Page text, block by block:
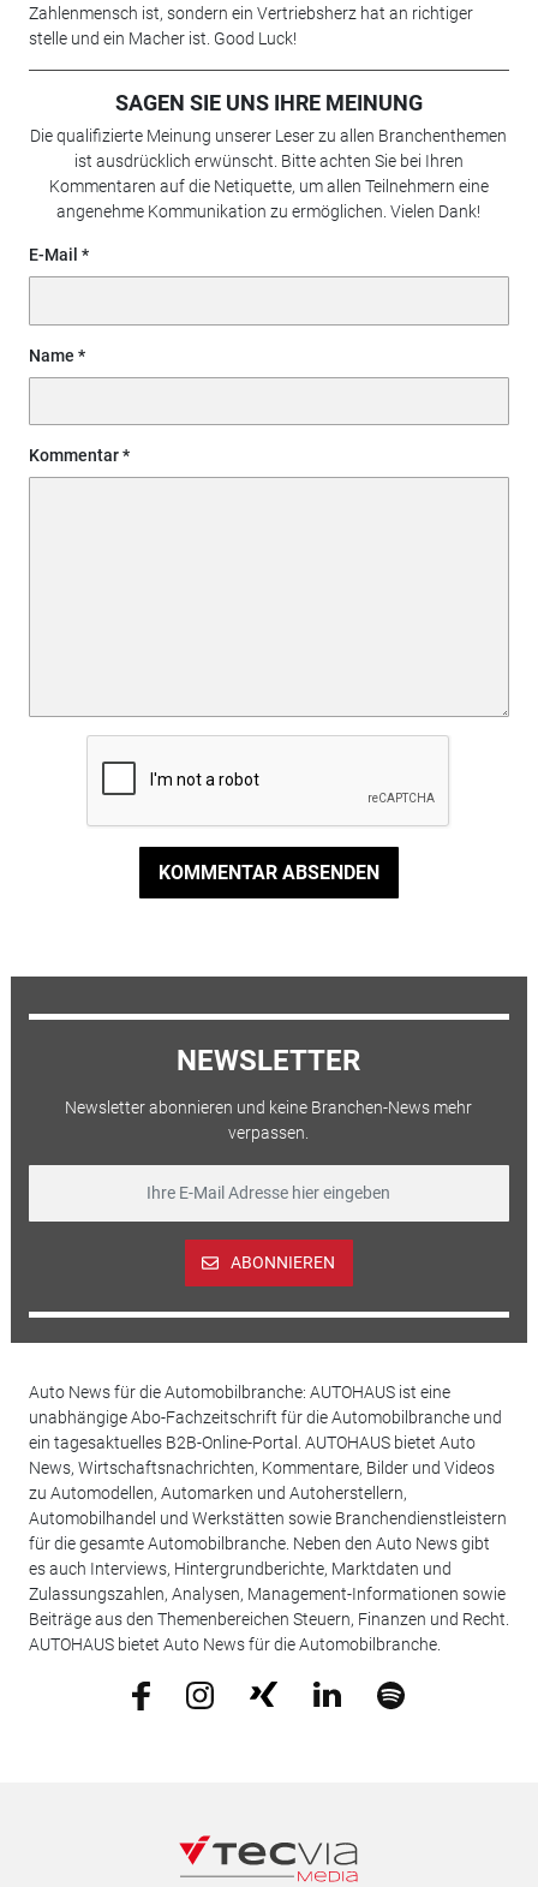
Zahlenmensch ist, sondern ein Vertriebsherz hat an richtiger
stelle und ein Macher ist. Good Luck!
SAGEN SIE UNS IHRE MEINUNG
Die qualifizierte Meinung unserer Leser zu allen Branchenthemen
ist ausdrücklich erwünscht. Bitte achten Sie bei Ihren
Kommentaren auf die Netiquette, um allen Teilnehmern eine
angenehme Kommunikation zu ermöglichen. Vielen Dank!
E-Mail
Name
Kommentar
KOMMENTAR ABSENDEN
NEWSLETTER
Newsletter abonnieren und keine Branchen-News mehr
verpassen.
ABONNIEREN
Auto News für die Automobilbranche: AUTOHAUS ist eine
unabhängige Abo-Fachzeitschrift für die Automobilbranche und
ein tagesaktuelles B2B-Online-Portal. AUTOHAUS bietet Auto
News, Wirtschaftsnachrichten, Kommentare, Bilder und Videos
zu Automodellen, Automarken und Autoherstellern,
Automobilhandel und Werkstätten sowie Branchendienstleistern
für die gesamte Automobilbranche. Neben den Auto News gibt
es auch Interviews, Hintergrundberichte, Marktdaten und
Zulassungszahlen, Analysen, Management-Informationen sowie
Beiträge aus den Themenbereichen Steuern, Finanzen und Recht.
AUTOHAUS bietet Auto News für die Automobilbranche.